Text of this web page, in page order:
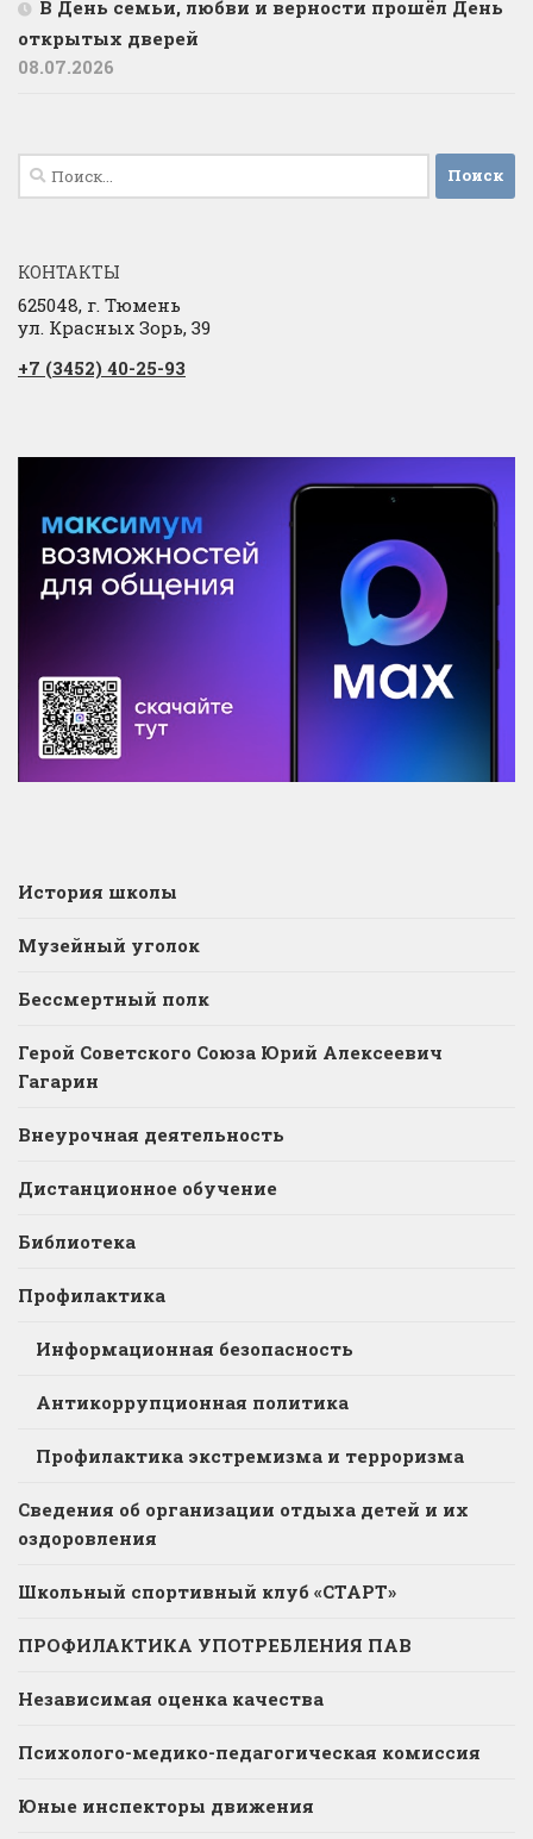
В День семьи, любви и верности прошёл День
открытых дверей
08.07.2026
Найти:
КОНТАКТЫ
625048, г. Тюмень
ул. Красных Зорь, 39
+7 (3452) 40-25-93
История школы
Музейный уголок
Бессмертный полк
Герой Советского Союза Юрий Алексеевич
Гагарин
Внеурочная деятельность
Дистанционное обучение
Библиотека
Профилактика
Информационная безопасность
Антикоррупционная политика
Профилактика экстремизма и терроризма
Сведения об организации отдыха детей и их
оздоровления
Школьный спортивный клуб «СТАРТ»
ПРОФИЛАКТИКА УПОТРЕБЛЕНИЯ ПАВ
Независимая оценка качества
Психолого-медико-педагогическая комиссия
Юные инспекторы движения